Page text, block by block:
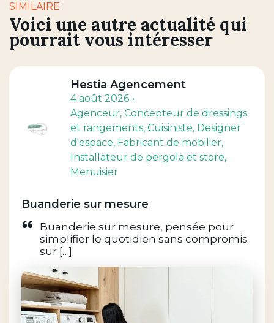
SIMILAIRE
Voici une autre actualité qui
pourrait vous intéresser
Hestia Agencement
4 août 2026
Agenceur, Concepteur de dressings
et rangements, Cuisiniste, Designer
d'espace, Fabricant de mobilier,
Installateur de pergola et store,
Menuisier
Buanderie sur mesure
Buanderie sur mesure, pensée pour
simplifier le quotidien sans compromis
sur […]